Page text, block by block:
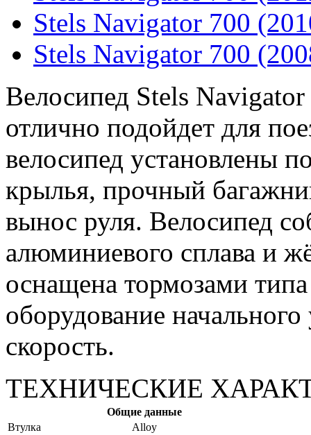
Stels Navigator 700
Stels Navigator 700
Велосипед Stels
отлично подойдет для
велосипед установлены
крылья, прочный
вынос руля. Велосипед
алюминиевого сплава и
оснащена тормозами
оборудование
скорость.
ТЕХНИЧЕСКИЕ
Общие данные
Bтулка
Alloy